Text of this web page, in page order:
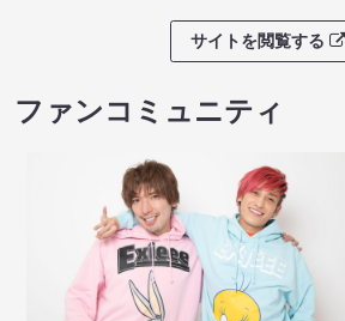
サイトを閲覧する
ファンコミュニティ